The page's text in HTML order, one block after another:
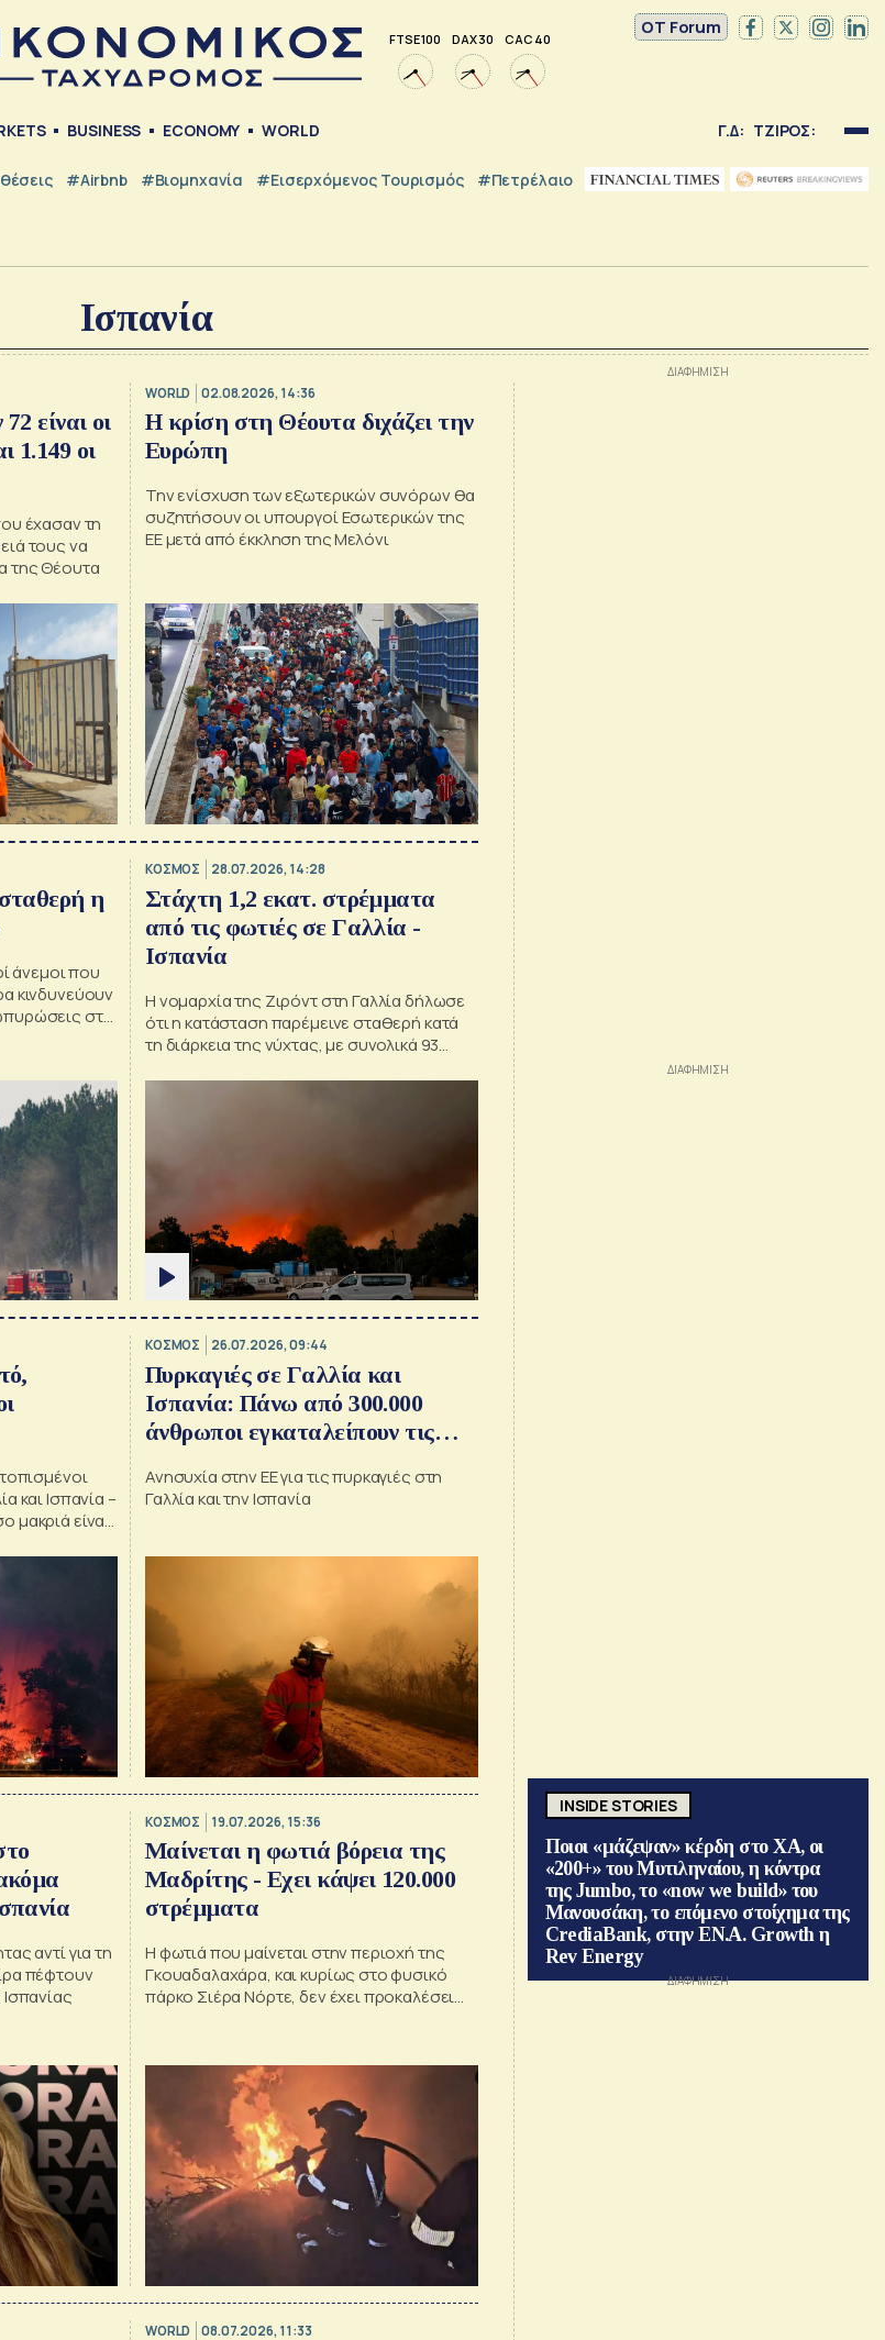
FTSE 100 DAX 30 CAC 40
OT Forum
BUSINESS ECONOMY WORLD Γ.Δ: ΤΖΙΡΟΣ:
#Airbnb #Βιομηχανία #εισερχόμενος Τουρισμός #Πετρέλαιο
Ισπανία
είναι οι
1.149 οι
έχασαν τη
τους να
της Θέουτα
WORLD 02.08.2026, 14:36
H κρίση στη Θέουτα διχάζει την
Ευρώπη
Την ενίσχυση των εξωτερικών συνόρων θα
συζητήσουν οι υπουργοί Εσωτερικών της
ΕΕ μετά από έκκληση της Μελόνι
η
άνεμοι που
κινδυνεύουν
στη
ΚΟΣΜΟΣ 28.07.2026, 14:28
Στάχτη 1,2 εκατ. στρέμματα
από τις φωτιές σε Γαλλία -
Ισπανία
Η νομαρχία της Ζιρόντ στη Γαλλία δήλωσε
ότι η κατάσταση παρέμεινε σταθερή κατά
τη διάρκεια της νύχτας, με συνολικά 93
και Ισπανία –
μακριά είναι
ΚΟΣΜΟΣ 26.07.2026, 09:44
Πυρκαγιές σε Γαλλία και
Ισπανία: Πάνω από 300.000
άνθρωποι εγκαταλείπουν τις
Ανησυχία στην ΕΕ για τις πυρκαγιές στη
Γαλλία και την Ισπανία
αντί για τη
πέφτουν
ΚΟΣΜΟΣ 19.07.2026, 15:36
Μαίνεται η φωτιά βόρεια της
Μαδρίτης - Εχει κάψει 120.000
στρέμματα
Η φωτιά που μαίνεται στην περιοχή της
Γκουαδαλαχάρα, και κυρίως στο φυσικό
πάρκο Σιέρα Νόρτε, δεν έχει προκαλέσει
WORLD 08.07.2026, 11:33
INSIDE STORIES
Ποιοι «μάζεψαν» κέρδη στο ΧΑ, οι
«200+» του Μυτιληναίου, η κόντρα
της Jumbo, το «now we build» του
Μανουσάκη, το επόμενο στοίχημα της
CrediaBank, στην ΕΝ.Α. Growth η
Rev Energy